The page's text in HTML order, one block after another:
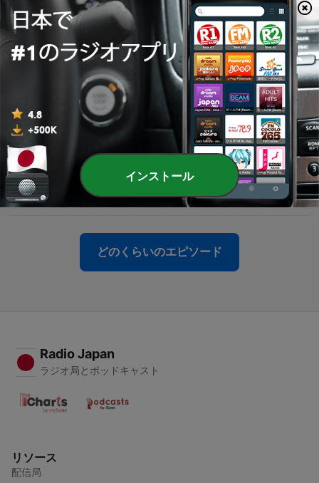
58 -
【MotoGP雑談：7月②】2026年シーズン前半戦振り
返り part 1！小椋藍&アプリリア大躍進の前半戦！
28 7月 2026
57 -
【MotoGP】2026 第11戦 ドイツGP マルク完勝！小
椋藍2位表彰台でランキングも2位に浮上！！
56 - 【MotoGP雑談：7月①】小椋藍ヤマハ加入が正式発
表！期待&不安の入り交じる衝撃移籍！
02 7月 2026
55 - 【MotoGP】2026 第10戦 オランダGP 小椋藍ついに
優勝！！激アツすぎた決勝レース！！
28 6月 2026
どのくらいのエピソード
Radio Japan
ラジオ局とポッドキャスト
リソース
配信局
インストール